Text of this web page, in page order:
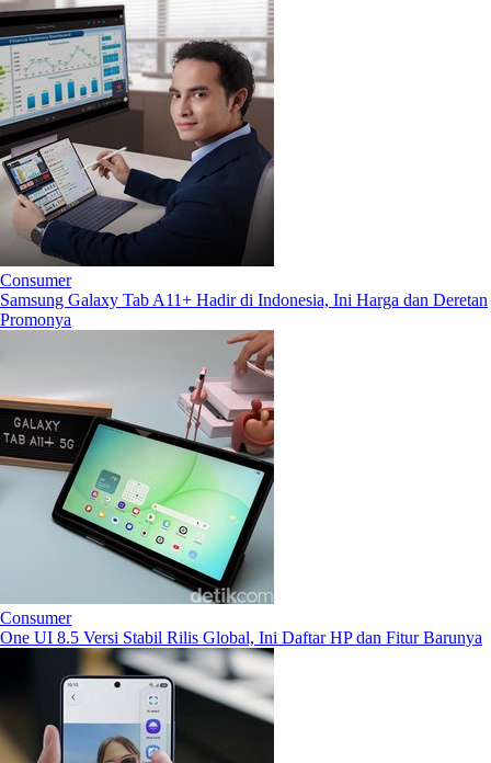
Consumer
Samsung Galaxy Tab A11+ Hadir di Indonesia, Ini Harga dan Deretan
Promonya
Consumer
One UI 8.5 Versi Stabil Rilis Global, Ini Daftar HP dan Fitur Barunya